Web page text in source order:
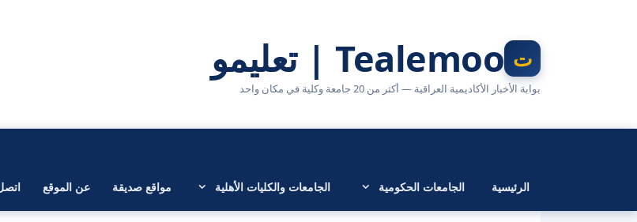
Tealemoo | تعليمو
بوابة الأخبار الأكاديمية العراقية — أكثر من 20 جامعة وكلية في مكان واحد
الرئيسية الجامعات الحكومية الجامعات والكليات الأهلية مواقع صديقة عن الموقع